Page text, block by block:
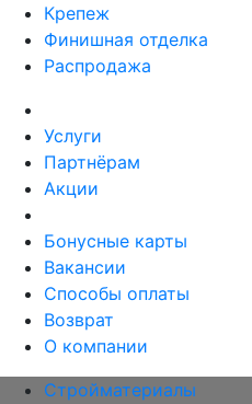
Крепеж
Финишная отделка
Распродажа
Услуги
Партнёрам
Акции
Бонусные карты
Вакансии
Способы оплаты
Возврат
О компании
Стройматериалы